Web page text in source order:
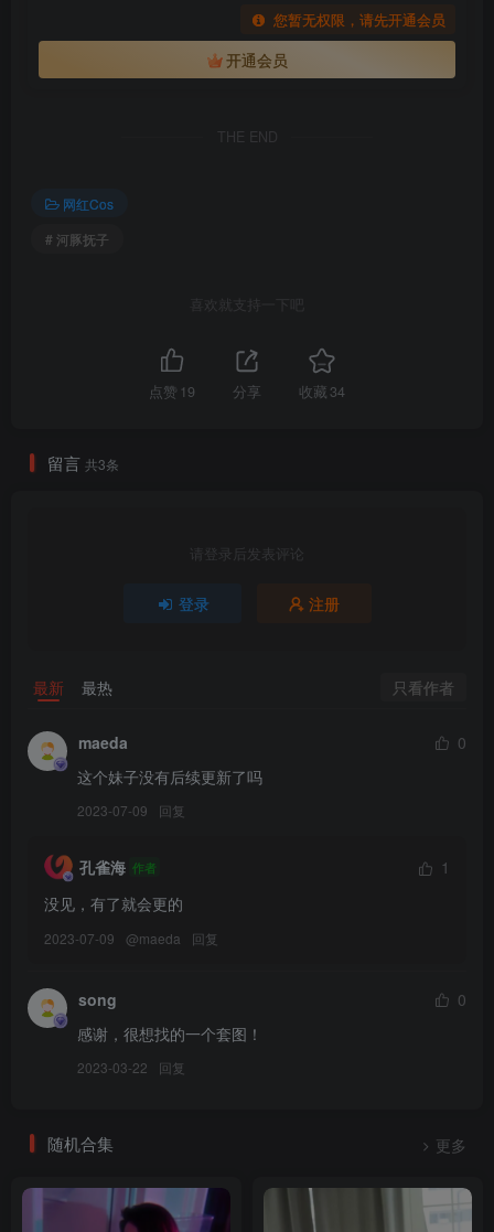
您暂无权限，请先开通会员
开通会员
THE END
网红Cos
# 河豚抚子
喜欢就支持一下吧
点赞 19 分享 收藏 34
留言 共3条
请登录后发表评论
登录 注册
最新 最热 只看作者
maeda
0
这个妹子没有后续更新了吗
2023-07-09 回复
孔雀海 作者
1
没见，有了就会更的
2023-07-09 @maeda 回复
song
0
感谢，很想找的一个套图！
2023-03-22 回复
随机合集 更多